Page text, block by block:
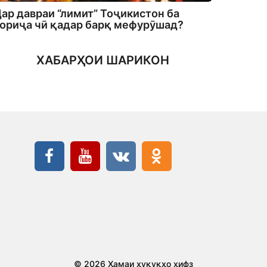
давраи “лимит” Тоҷикистон ба
чӣ қадар барқ мефурӯшад?
ХАБАРҲОИ ШАРИКОН
© 2026 Ҳамаи ҳуқуқҳо ҳифз